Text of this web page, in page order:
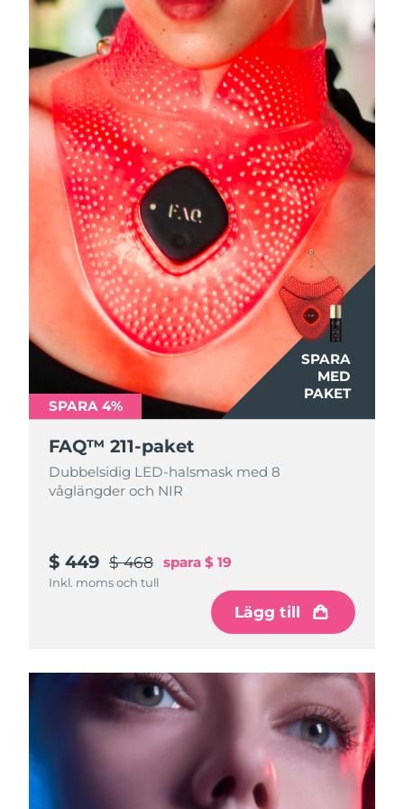
SPARA
MED
PAKET
SPARA 4%
FAQ™ 211-paket
Dubbelsidig LED-halsmask med 8
våglängder och NIR
$ 449 $ 468 spara $ 19
Inkl. moms och tull
Lägg till